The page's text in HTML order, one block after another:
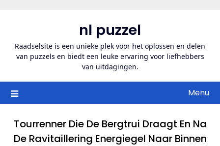
inhoud
nl puzzel
Raadselsite is een unieke plek voor het oplossen en delen
van puzzels en biedt een leuke ervaring voor liefhebbers
van uitdagingen.
Menu
Tourrenner Die De Bergtrui Draagt En Na
De Ravitaillering Energiegel Naar Binnen